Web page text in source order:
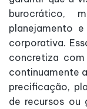
burocrático,
planejamento
corporativa.
concretiza
continuamente
precificação,
de recursos ou